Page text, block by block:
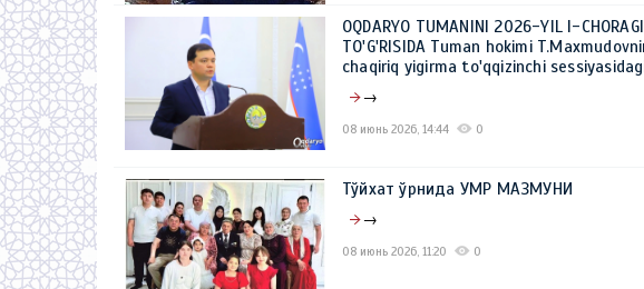
OQDARYO TUMANINI 2026-YIL I-
TO'G'RISIDA Tuman hokimi
chaqiriq yigirma to'qqizinchi
→
08 июнь 2026, 14:44 0
Тўйхат ўрнида УМР МАЗМУНИ
→
08 июнь 2026, 11:20 0